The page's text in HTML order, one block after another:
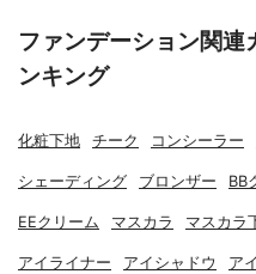
ファンデーション関連
ンキング
化粧下地 チーク コンシーラー
シェーディング ブロンザー BB
EEクリーム マスカラ マスカラ
アイライナー アイシャドウ ア